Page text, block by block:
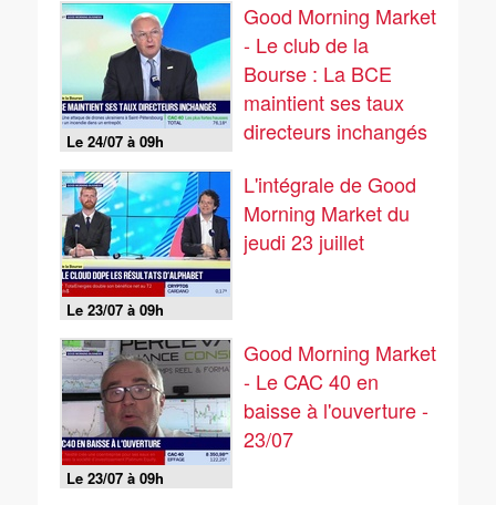
Le 24/07 à 09h
Good Morning Market
- Le club de la
Bourse : La BCE
maintient ses taux
directeurs inchangés
Le 23/07 à 09h
L'intégrale de Good
Morning Market du
jeudi 23 juillet
Le 23/07 à 09h
Good Morning Market
- Le CAC 40 en
baisse à l'ouverture -
23/07